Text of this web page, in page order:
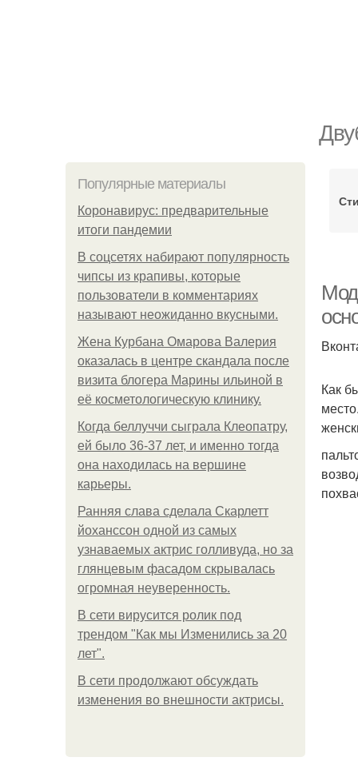
Популярные материалы
Коронавирус: предварительные
итоги пандемии
В соцсетях набирают популярность
чипсы из крапивы, которые
пользователи в комментариях
называют неожиданно вкусными.
Жена Курбана Омарова Валерия
оказалась в центре скандала после
визита блогера Марины ильиной в
её косметологическую клинику.
Когда беллуччи сыграла Клеопатру,
ей было 36-37 лет, и именно тогда
она находилась на вершине
карьеры.
Ранняя слава сделала Скарлетт
йоханссон одной из самых
узнаваемых актрис голливуда, но за
глянцевым фасадом скрывалась
огромная неуверенность.
В сети вирусится ролик под
трендом "Как мы Изменились за 20
лет".
В сети продолжают обсуждать
изменения во внешности актрисы.
Как